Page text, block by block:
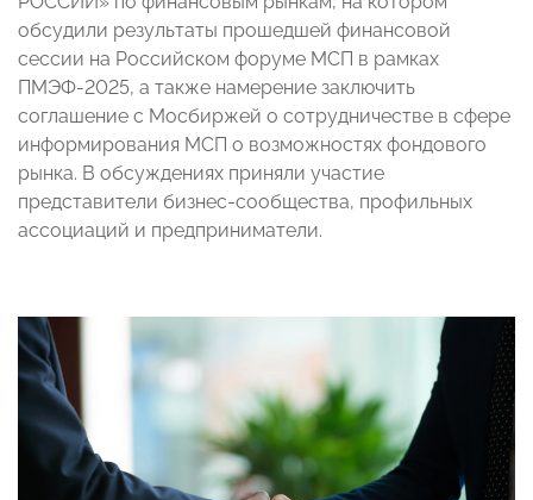
обсудили результаты прошедшей финансовой
сессии на Российском форуме МСП в рамках
ПМЭФ-2025, а также намерение заключить
соглашение с Мосбиржей о сотрудничестве в сфере
информирования МСП о возможностях фондового
рынка. В обсуждениях приняли участие
представители бизнес-сообщества, профильных
ассоциаций и предприниматели.